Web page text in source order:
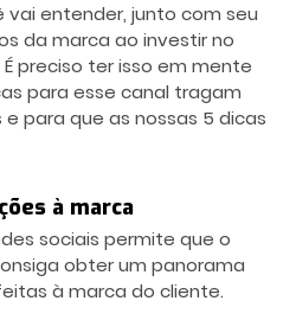
vai entender, junto com seu
da marca ao investir no
preciso ter isso em mente
para esse canal tragam
para que as nossas 5 dicas
à marca
sociais permite que o
obter um panorama
à marca do cliente.